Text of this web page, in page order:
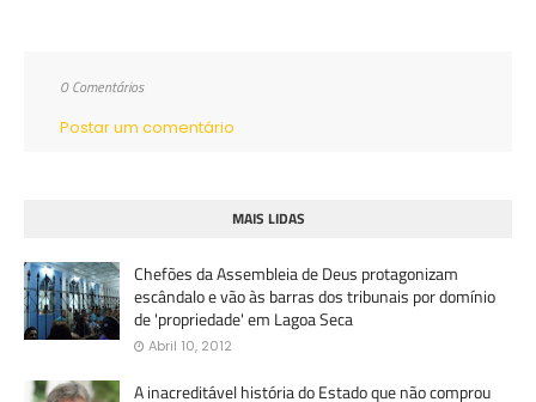
0 Comentários
Postar um comentário
MAIS LIDAS
Chefões da Assembleia de Deus protagonizam
escândalo e vão às barras dos tribunais por domínio
de 'propriedade' em Lagoa Seca
Abril 10, 2012
A inacreditável história do Estado que não comprou